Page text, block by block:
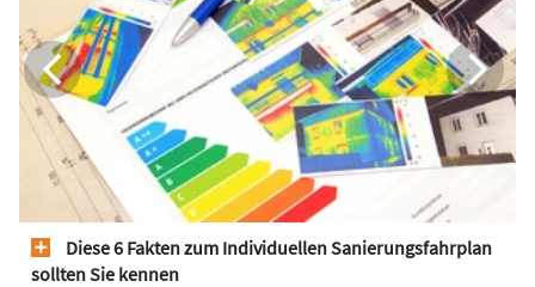
Diese 6 Fakten zum Individuellen Sanierungsfahrplan
sollten Sie kennen